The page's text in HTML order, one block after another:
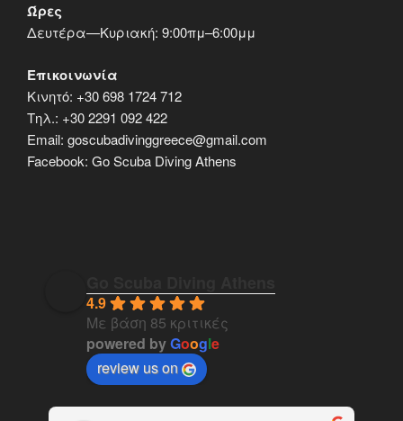
Ώρες
Δευτέρα—Κυριακή: 9:00πμ–6:00μμ
Επικοινωνία
Κινητό: +30 698 1724 712
Τηλ.: +30 2291 092 422
Email: goscubadivinggreece@gmail.com
Facebook: Go Scuba Diving Athens
4.9
Με βάση 85 κριτικές
powered byGoogle
review us on